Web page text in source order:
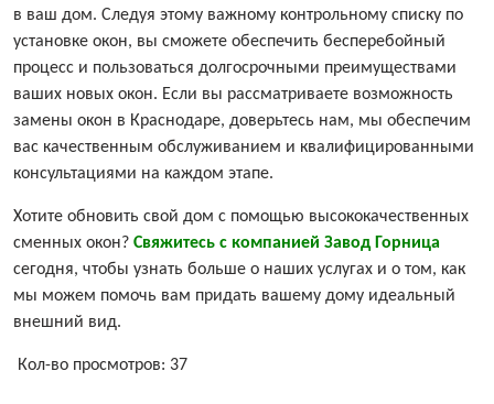
в ваш дом. Следуя этому важному контрольному списку по
установке окон, вы сможете обеспечить бесперебойный
процесс и пользоваться долгосрочными преимуществами
ваших новых окон. Если вы рассматриваете возможность
замены окон в Краснодаре, доверьтесь нам, мы обеспечим
вас качественным обслуживанием и квалифицированными
консультациями на каждом этапе.
Хотите обновить свой дом с помощью высококачественных
сменных окон? Свяжитесь с компанией Завод Горница
сегодня, чтобы узнать больше о наших услугах и о том, как
мы можем помочь вам придать вашему дому идеальный
внешний вид.
Кол-во просмотров: 37